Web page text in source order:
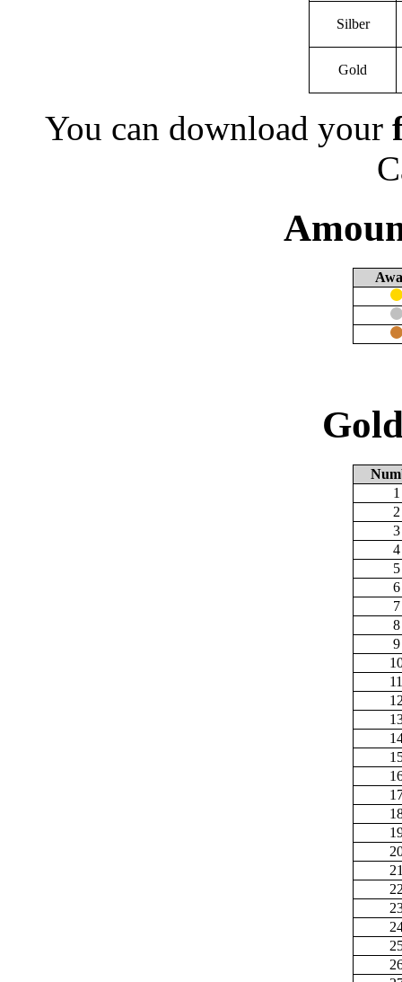
Silber
Gold
You can download your
1
2
3
4
5
6
7
8
9
11